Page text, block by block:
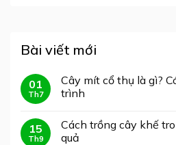
Bài viết mới
01
Th7
Cây mít cổ thụ là gì?
trình
15
Th9
Cách trồng cây khế
quả